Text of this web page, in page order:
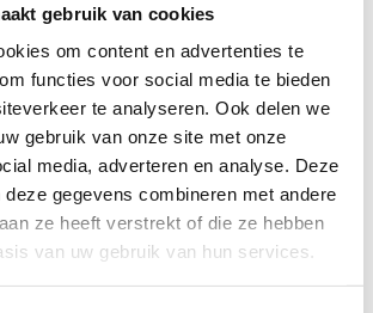
gebruik van cookies
om content en advertenties te
functies voor social media te bieden
te analyseren. Ook delen we
gebruik van onze site met onze
media, adverteren en analyse. Deze
deze gegevens combineren met andere
ze heeft verstrekt of die ze hebben
van uw gebruik van hun services.
worm wiel voor canister -
gebruikt
€20,00
Toevoegen aan winkelwagen